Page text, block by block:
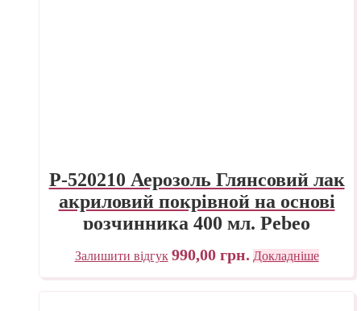
P-520210 Аерозоль Глянсовий лак
акриловий покрівной на основі
розчинника 400 мл. Pebeo
Залишити відгук 990,00 грн. Докладніше